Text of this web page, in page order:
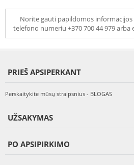
Norite gauti papildomos informacijos
telefono numeriu +370 700 44 979 arba
PRIEŠ APSIPERKANT
Perskaitykite mūsų straipsnius - BLOGAS
UŽSAKYMAS
PO APSIPIRKIMO